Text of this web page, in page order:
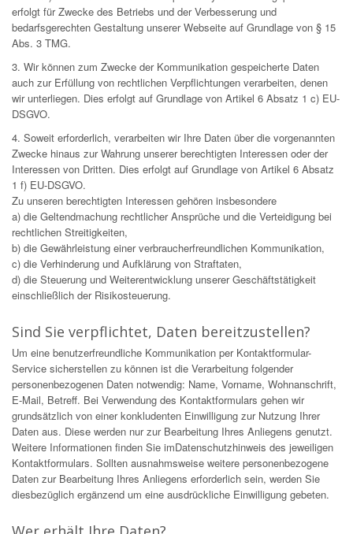
erfolgt für Zwecke des Betriebs und der Verbesserung und
bedarfsgerechten Gestaltung unserer Webseite auf Grundlage von § 15
Abs. 3 TMG.
3. Wir können zum Zwecke der Kommunikation gespeicherte Daten
auch zur Erfüllung von rechtlichen Verpflichtungen verarbeiten, denen
wir unterliegen. Dies erfolgt auf Grundlage von Artikel 6 Absatz 1 c) EU-
DSGVO.
4. Soweit erforderlich, verarbeiten wir Ihre Daten über die vorgenannten
Zwecke hinaus zur Wahrung unserer berechtigten Interessen oder der
Interessen von Dritten. Dies erfolgt auf Grundlage von Artikel 6 Absatz
1 f) EU-DSGVO.
Zu unseren berechtigten Interessen gehören insbesondere
a) die Geltendmachung rechtlicher Ansprüche und die Verteidigung bei
rechtlichen Streitigkeiten,
b) die Gewährleistung einer verbraucherfreundlichen Kommunikation,
c) die Verhinderung und Aufklärung von Straftaten,
d) die Steuerung und Weiterentwicklung unserer Geschäftstätigkeit
einschließlich der Risikosteuerung.
Sind Sie verpflichtet, Daten bereitzustellen?
Um eine benutzerfreundliche Kommunikation per Kontaktformular-
Service sicherstellen zu können ist die Verarbeitung folgender
personenbezogenen Daten notwendig: Name, Vorname, Wohnanschrift,
E-Mail, Betreff. Bei Verwendung des Kontaktformulars gehen wir
grundsätzlich von einer konkludenten Einwilligung zur Nutzung Ihrer
Daten aus. Diese werden nur zur Bearbeitung Ihres Anliegens genutzt.
Weitere Informationen finden Sie imDatenschutzhinweis des jeweiligen
Kontaktformulars. Sollten ausnahmsweise weitere personenbezogene
Daten zur Bearbeitung Ihres Anliegens erforderlich sein, werden Sie
diesbezüglich ergänzend um eine ausdrückliche Einwilligung gebeten.